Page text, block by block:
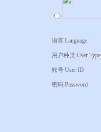
语言 Language
用户种类 User Type
账号 User ID
密码 Password